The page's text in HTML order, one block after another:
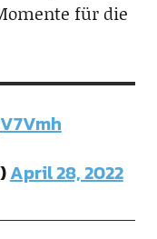
für die
April 28, 2022